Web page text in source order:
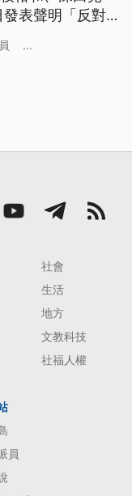
表聲明「反對
子也向《週刊文
...
社會
生活
地方
文教科技
社福人權
員